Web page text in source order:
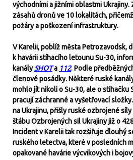
východními a jižními oblastmi
zásahů dronů ve 10 lokalitách,
požáry a poškození infrastruktury.
V Karelii, poblíž města Petrozavodsk,
k havárii stíhacího letounu Su-30,
kanálySHOTa 112. Podle
členové posádky. Některé ruské
mohlo jít nikoli o Su-30, ale o stíhačku
pracují záchranné a vyšetřovací
na Ukrajinu, přišly ruské ozbrojené
štábu Ozbrojených sil Ukrajiny již o
Incident v Karelii tak rozšiřuje dlouhý
ruského letectva, které v posledních
opakované havárie výcvikových i